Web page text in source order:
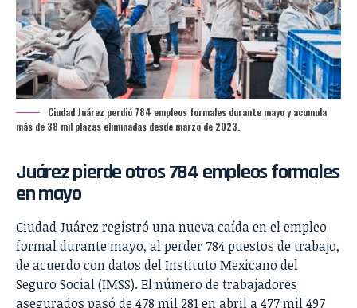
Ciudad Juárez perdió 784 empleos formales durante mayo y acumula
más de 38 mil plazas eliminadas desde marzo de 2023.
Juárez pierde otros 784 empleos formales
en mayo
Ciudad Juárez registró una nueva caída en el empleo
formal durante mayo, al perder 784 puestos de trabajo,
de acuerdo con datos delInstituto Mexicano del
Seguro Social (IMSS). El número de trabajadores
asegurados pasó de 478 mil 281 en abril a 477 mil 497